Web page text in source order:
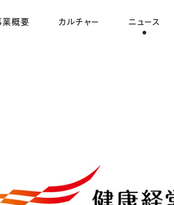
業概要 カルチャー ニュース